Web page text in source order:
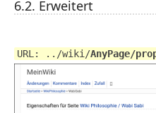
6.2. Erweitert
URL: ../wiki/AnyPage/